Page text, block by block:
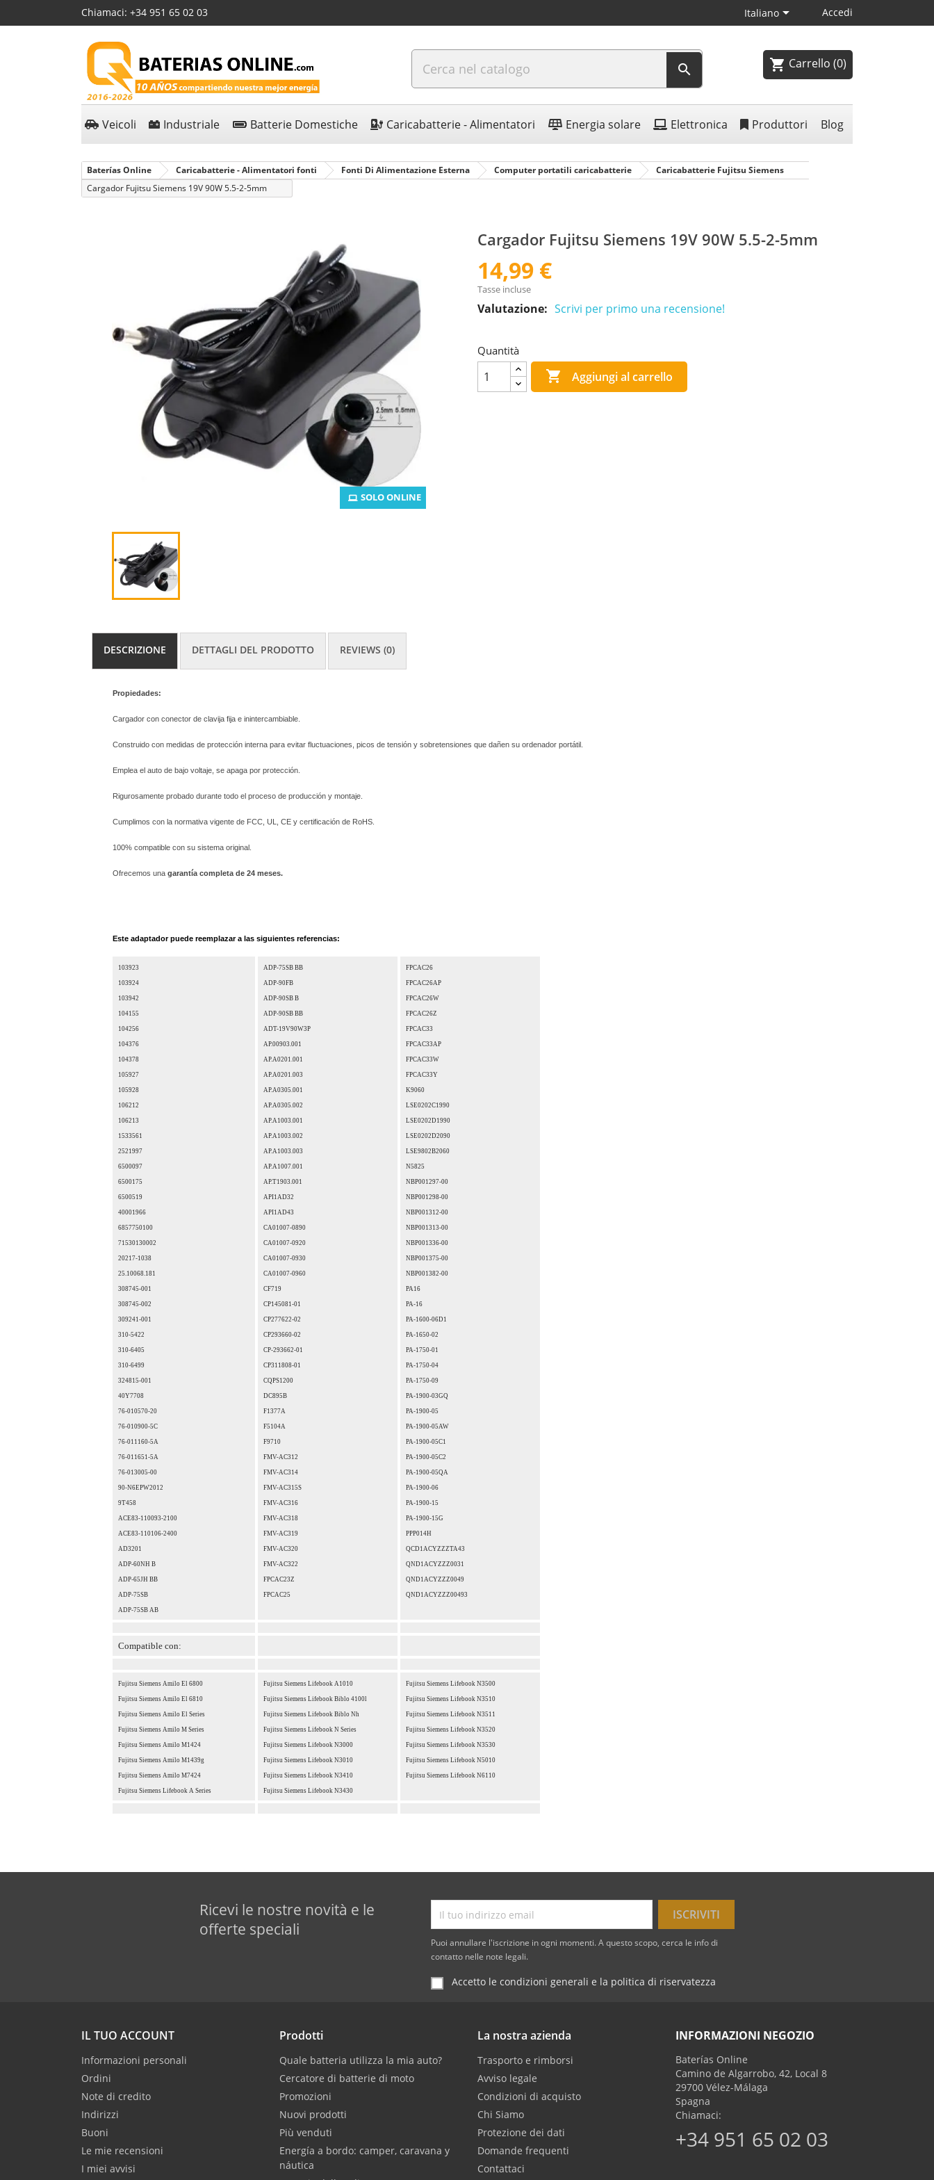
Chiamaci: +34 951 65 02 03 Italiano Accedi
 shopping_cart Carrello (0)
Veicoli Industriale Batterie Domestiche Caricabatterie - Alimentatori Energia solare Elettronica Produttori Blog
Baterías Online Caricabatterie - Alimentatori fonti Fonti Di Alimentazione Esterna Computer portatili caricabatterie
Caricabatterie Fujitsu Siemens
Cargador Fujitsu Siemens 19V 90W 5.5-2-5mm
SOLO ONLINE
Cargador Fujitsu Siemens 19V 90W 5.5-2-5mm
14,99 €
Tasse incluse
Valutazione: Scrivi per primo una recensione!
Quantità
 Aggiungi al carrello
DESCRIZIONE DETTAGLI DEL PRODOTTO REVIEWS (0)
Propiedades:
Cargador con conector de clavija fija e inintercambiable.
Construido con medidas de protección interna para evitar fluctuaciones, picos de tensión y sobretensiones que dañen su ordenador portátil.
Emplea el auto de bajo voltaje, se apaga por protección.
Rigurosamente probado durante todo el proceso de producción y montaje.
Cumplimos con la normativa vigente de FCC, UL, CE y certificación de RoHS.
100% compatible con su sistema original.
Ofrecemos una garantía completa de 24 meses.
Este adaptador puede reemplazar a las siguientes referencias:
103923
103924
103942
104155
104256
104376
104378
105927
105928
106212
106213
1533561
2521997
6500097
6500175
6500519
40001966
6857750100
71530130002
20217-1038
25.10068.181
308745-001
308745-002
309241-001
310-5422
310-6405
310-6499
324815-001
40Y7708
76-010570-20
76-010900-5C
76-011160-5A
76-011651-5A
76-013005-00
90-N6EPW2012
9T458
ACE83-110093-2100
ACE83-110106-2400
AD3201
ADP-60NH B
ADP-65JH BB
ADP-75SB
ADP-75SB AB
ADP-75SB BB
ADP-90FB
ADP-90SB B
ADP-90SB BB
ADT-19V90W3P
AP.00903.001
AP.A0201.001
AP.A0201.003
AP.A0305.001
AP.A0305.002
AP.A1003.001
AP.A1003.002
AP.A1003.003
AP.A1007.001
AP.T1903.001
API1AD32
API1AD43
CA01007-0890
CA01007-0920
CA01007-0930
CA01007-0960
CF719
CP145081-01
CP277622-02
CP293660-02
CP-293662-01
CP311808-01
CQPS1200
DC895B
F1377A
F5104A
F9710
FMV-AC312
FMV-AC314
FMV-AC315S
FMV-AC316
FMV-AC318
FMV-AC319
FMV-AC320
FMV-AC322
FPCAC23Z
FPCAC25
FPCAC26
FPCAC26AP
FPCAC26W
FPCAC26Z
FPCAC33
FPCAC33AP
FPCAC33W
FPCAC33Y
K9060
LSE0202C1990
LSE0202D1990
LSE0202D2090
LSE9802B2060
N5825
NBP001297-00
NBP001298-00
NBP001312-00
NBP001313-00
NBP001336-00
NBP001375-00
NBP001382-00
PA16
PA-16
PA-1600-06D1
PA-1650-02
PA-1750-01
PA-1750-04
PA-1750-09
PA-1900-03GQ
PA-1900-05
PA-1900-05AW
PA-1900-05C1
PA-1900-05C2
PA-1900-05QA
PA-1900-06
PA-1900-15
PA-1900-15G
PPP014H
QCD1ACYZZZTA43
QND1ACYZZZ0031
QND1ACYZZZ0049
QND1ACYZZZ00493
Compatible con:
Fujitsu Siemens Amilo El 6800
Fujitsu Siemens Amilo El 6810
Fujitsu Siemens Amilo El Series
Fujitsu Siemens Amilo M Series
Fujitsu Siemens Amilo M1424
Fujitsu Siemens Amilo M1439g
Fujitsu Siemens Amilo M7424
Fujitsu Siemens Lifebook A Series
Fujitsu Siemens Lifebook A1010
Fujitsu Siemens Lifebook Biblo 4100l
Fujitsu Siemens Lifebook Biblo Nh
Fujitsu Siemens Lifebook N Series
Fujitsu Siemens Lifebook N3000
Fujitsu Siemens Lifebook N3010
Fujitsu Siemens Lifebook N3410
Fujitsu Siemens Lifebook N3430
Fujitsu Siemens Lifebook N3500
Fujitsu Siemens Lifebook N3510
Fujitsu Siemens Lifebook N3511
Fujitsu Siemens Lifebook N3520
Fujitsu Siemens Lifebook N3530
Fujitsu Siemens Lifebook N5010
Fujitsu Siemens Lifebook N6110
Ricevi le nostre novità e le
offerte speciali
Puoi annullare l'iscrizione in ogni momenti. A questo scopo, cerca le info di
contatto nelle note legali.
Accetto le condizioni generali e la politica di riservatezza
IL TUO ACCOUNT
Informazioni personali
Ordini
Note di credito
Indirizzi
Buoni
Le mie recensioni
I miei avvisi
Prodotti
Quale batteria utilizza la mia auto?
Cercatore di batterie di moto
Promozioni
Nuovi prodotti
Più venduti
Energía a bordo: camper, caravana y
náutica
La nostra azienda
Trasporto e rimborsi
Avviso legale
Condizioni di acquisto
Chi Siamo
Protezione dei dati
Domande frequenti
Contattaci
INFORMAZIONI NEGOZIO
Baterías Online
Camino de Algarrobo, 42, Local 8
29700 Vélez-Málaga
Spagna
Chiamaci:
+34 951 65 02 03